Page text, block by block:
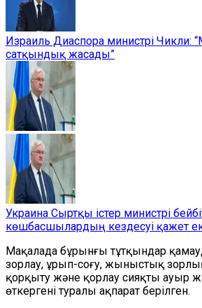
Израиль Диаспора министрі Чикли:
сатқындық жасады”
Украина Сыртқы істер министрі
көшбасшылардың кездесуі қажет
Мақалада бұрынғы тұтқындар
зорлау, ұрып-соғу, жыныстық
қорқыту және қорлау сияқты ауыр
өткергені туралы ақпарат берілген.